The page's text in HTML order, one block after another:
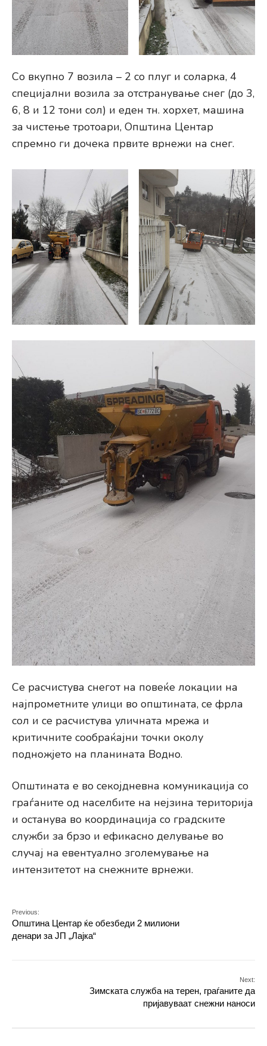
Со вкупно 7 возила – 2 со плуг и соларка, 4
специјални возила за отстранување снег (до 3,
6, 8 и 12 тони сол) и еден тн. хорхет, машина
за чистење тротоари, Општина Центар
спремно ги дочека првите врнежи на снег.
Се расчистува снегот на повеќе локации на
најпрометните улици во општината, се фрла
сол и се расчистува уличната мрежа и
критичните сообраќајни точки околу
подножјето на планината Водно.
Општината е во секојдневна комуникација со
граѓаните од населбите на нејзина територија
и останува во координација со градските
служби за брзо и ефикасно делување во
случај на евентуално зголемување на
интензитетот на снежните врнежи.
Previous:
Општина Центар ќе обезбеди 2 милиони
денари за ЈП „Лајка“
Next:
Зимската служба на терен, граѓаните да
пријавуваат снежни наноси